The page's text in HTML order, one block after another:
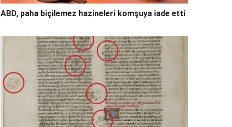
ABD, paha biçilemez hazineleri komşuya iade etti